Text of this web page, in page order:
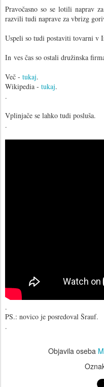
Pravočasno so se lotili naprav
razvili tudi naprave za vbrizg
Uspeli so tudi postaviti tovarni v
In ves čas so ostali družinska
Več - tukaj.
Wikipedia - tukaj.
.
Vplinjače se lahko tudi posluša.
.
.
PS.: novico je posredoval Šrauf.
.
Objavila oseba